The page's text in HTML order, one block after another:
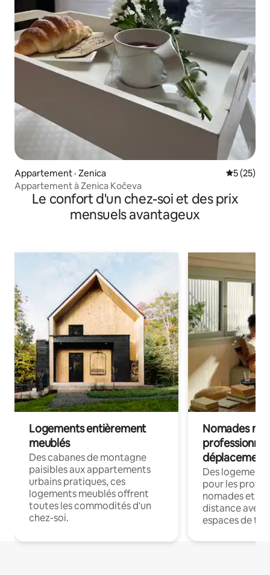
Appartement · Zenica Note
5 (25)
Appartement à Zenica Kočeva
Le confort d'un chez-soi et des prix
mensuels avantageux
Logements entièrement
meublés
Des cabanes de montagne
paisibles aux appartements
urbains pratiques, ces
logements meublés offrent
toutes les commodités d'un
chez-soi.
Nomades
déplacement
Des
pour les
nomades et
distance avec
espaces de